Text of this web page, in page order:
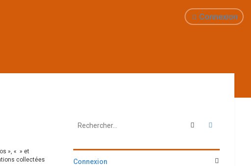
Connexion
», « » et
collectées
Rechercher
Connexion